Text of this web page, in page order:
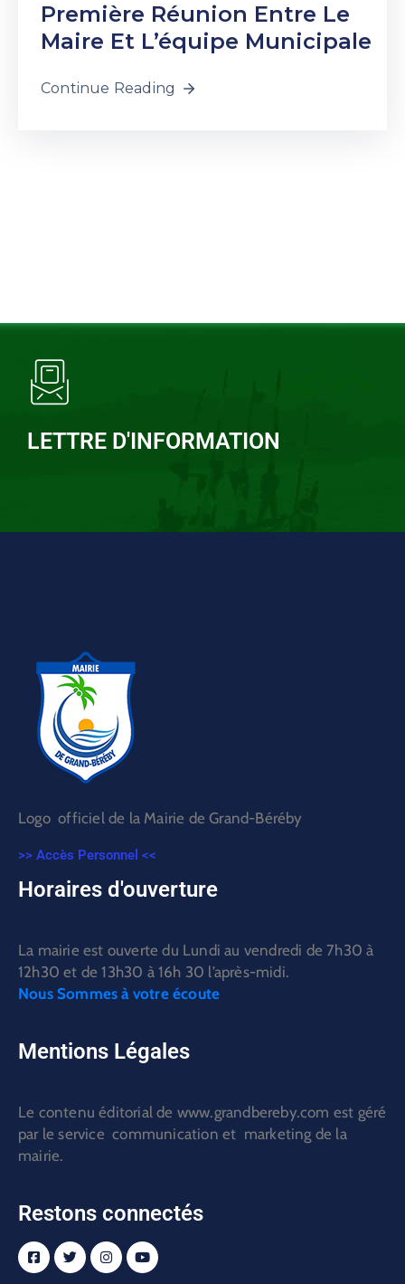
Première Réunion Entre Le
Maire Et L’équipe Municipale
Continue Reading
LETTRE D'INFORMATION
Logo officiel de la Mairie de Grand-Béréby
>> Accès Personnel <<
Horaires d'ouverture
La mairie est ouverte du Lundi au vendredi de 7h30 à
12h30 et de 13h30 à 16h 30 l’après-midi.
Nous Sommes à votre écoute
Mentions Légales
Le contenu éditorial de www.grandbereby.com est géré
par le service communication et marketing de la
mairie.
Restons connectés